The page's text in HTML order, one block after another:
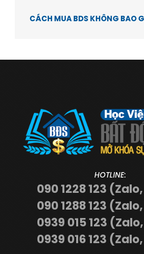
CÁCH MUA BDS KHÔNG BAO
HOTLINE:
090 1228 123
090 1288 123
0939 015 123
0939 016 123